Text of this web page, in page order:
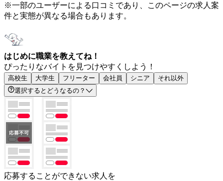
※一部のユーザーによる口コミであり、このページの求人案
件と実態が異なる場合もあります。
はじめに職業を教えてね！
ぴったりなバイトを見つけやすくしよう！
高校生 大学生 フリーター 会社員 シニア
それ以外
選択するとどうなるの？
応募することができない求人を